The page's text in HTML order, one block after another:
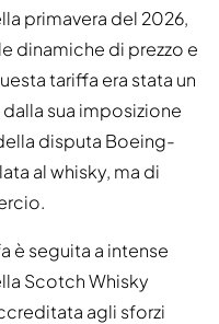
primavera del 2026,
dinamiche di prezzo e
tariffa era stata un
sua imposizione
disputa Boeing-
al whisky, ma di
è seguita a intense
Scotch Whisky
agli sforzi